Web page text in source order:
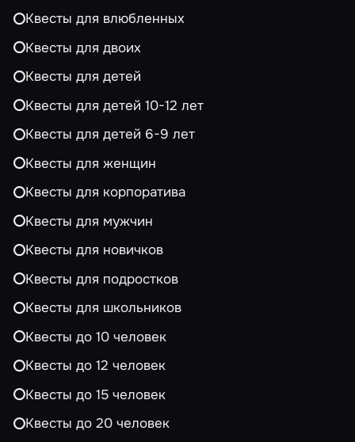
Квесты для влюбленных
Квесты для двоих
Квесты для детей
Квесты для детей 10-12 лет
Квесты для детей 6-9 лет
Квесты для женщин
Квесты для корпоратива
Квесты для мужчин
Квесты для новичков
Квесты для подростков
Квесты для школьников
Квесты до 10 человек
Квесты до 12 человек
Квесты до 15 человек
Квесты до 20 человек